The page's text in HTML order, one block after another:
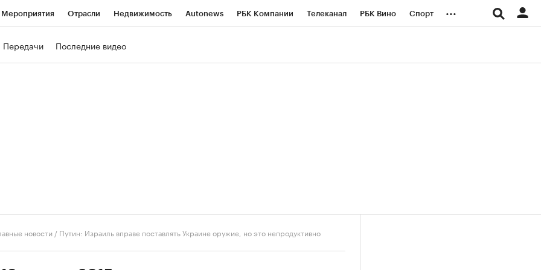
Мероприятия Отрасли Недвижимость Autonews РБК Компании Телеканал РБК Вино Спорт ...
Передачи Последние видео
новости / Путин: Израиль вправе поставлять Украине оружие, но это непродуктивно